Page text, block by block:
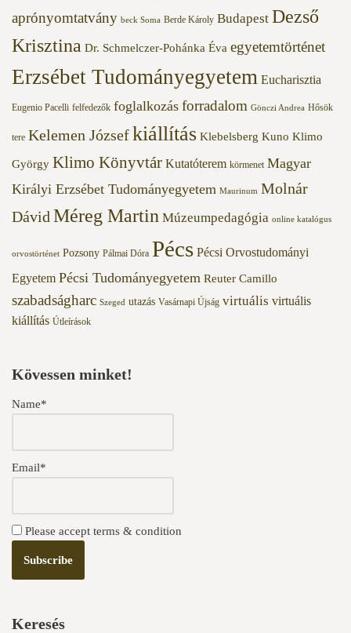
aprónyomtatvány beck Soma Berde Károly Budapest Dezső
Krisztina Dr. Schmelczer-Pohánka Éva egyetemtörténet
Erzsébet Tudományegyetem Eucharisztia
Eugenio Pacelli felfedezők foglalkozás forradalom Gönczi Andrea Hősök
tere Kelemen Józsefkiállítás Klebelsberg Kuno Klimo
György Klimo Könyvtár Kutatóterem körmenet Magyar
Királyi Erzsébet Tudományegyetem Maurinum Molnár
Dávid Méreg Martin Múzeumpedagógia online katalógus
orvostörténet Pozsony Pálmai Dóra Pécs Pécsi Orvostudományi
Egyetem Pécsi Tudományegyetem Reuter Camillo
szabadságharc Szeged utazás Vasárnapi Újság virtuális virtuális
kiállítás Útleírások
Kövessen minket!
Name*
Email*
Please accept terms & condition
Keresés